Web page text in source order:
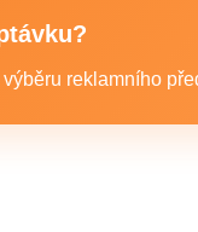
reklamního